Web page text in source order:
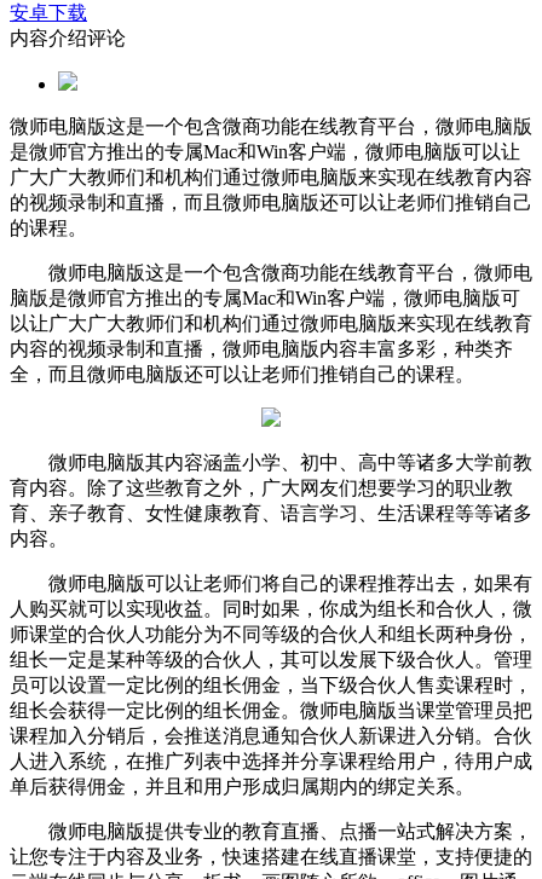
安卓下载
内容介绍评论
微师电脑版这是一个包含微商功能在线教育平台，微师电脑版
是微师官方推出的专属Mac和Win客户端，微师电脑版可以让
广大广大教师们和机构们通过微师电脑版来实现在线教育内容
的视频录制和直播，而且微师电脑版还可以让老师们推销自己
的课程。
微师电脑版这是一个包含微商功能在线教育平台，微师电
脑版是微师官方推出的专属Mac和Win客户端，微师电脑版可
以让广大广大教师们和机构们通过微师电脑版来实现在线教育
内容的视频录制和直播，微师电脑版内容丰富多彩，种类齐
全，而且微师电脑版还可以让老师们推销自己的课程。
微师电脑版其内容涵盖小学、初中、高中等诸多大学前教
育内容。除了这些教育之外，广大网友们想要学习的职业教
育、亲子教育、女性健康教育、语言学习、生活课程等等诸多
内容。
微师电脑版可以让老师们将自己的课程推荐出去，如果有
人购买就可以实现收益。同时如果，你成为组长和合伙人，微
师课堂的合伙人功能分为不同等级的合伙人和组长两种身份，
组长一定是某种等级的合伙人，其可以发展下级合伙人。管理
员可以设置一定比例的组长佣金，当下级合伙人售卖课程时，
组长会获得一定比例的组长佣金。微师电脑版当课堂管理员把
课程加入分销后，会推送消息通知合伙人新课进入分销。合伙
人进入系统，在推广列表中选择并分享课程给用户，待用户成
单后获得佣金，并且和用户形成归属期内的绑定关系。
微师电脑版提供专业的教育直播、点播一站式解决方案，
让您专注于内容及业务，快速搭建在线直播课堂，支持便捷的